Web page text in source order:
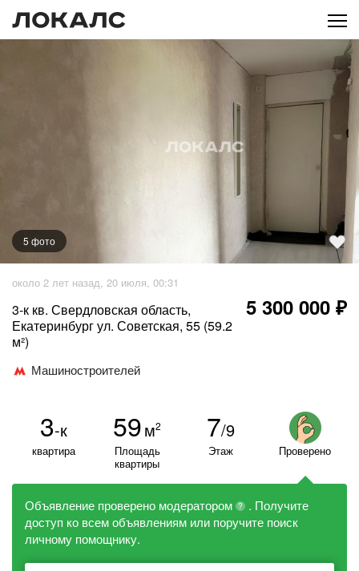
5 фото
около 2 лет назад, 20 июля, 00:31
3-к кв. Свердловская область,
Екатеринбург ул. Советская, 55 (59.2
м²)
5 300 000 ₽
Машиностроителей
3-к
квартира
59м2
Площадь
квартиры
7/9
Этаж Проверено
Объявление проверено модератором ?
. Получите
доступ ко всем объявлениям или поручите поиск
личному помощнику.